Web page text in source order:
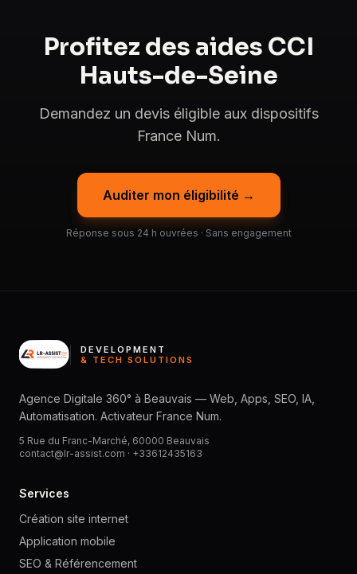
Profitez des aides CCI
Hauts-de-Seine
Demandez un devis éligible aux dispositifs
France Num.
Auditer mon éligibilité →
Réponse sous 24 h ouvrées · Sans engagement
DEVELOPMENT
& TECH SOLUTIONS
Agence Digitale 360° à Beauvais — Web, Apps, SEO, IA,
Automatisation. Activateur France Num.
5 Rue du Franc-Marché, 60000 Beauvais
contact@lr-assist.com · +33612435163
Services
Création site internet
Application mobile
SEO & Référencement